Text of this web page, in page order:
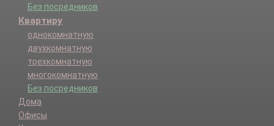
Без посредников
Квартиру
однокомнатную
двухкомнатную
трехкомнатную
многокомнатную
Без посредников
Дома
Офисы